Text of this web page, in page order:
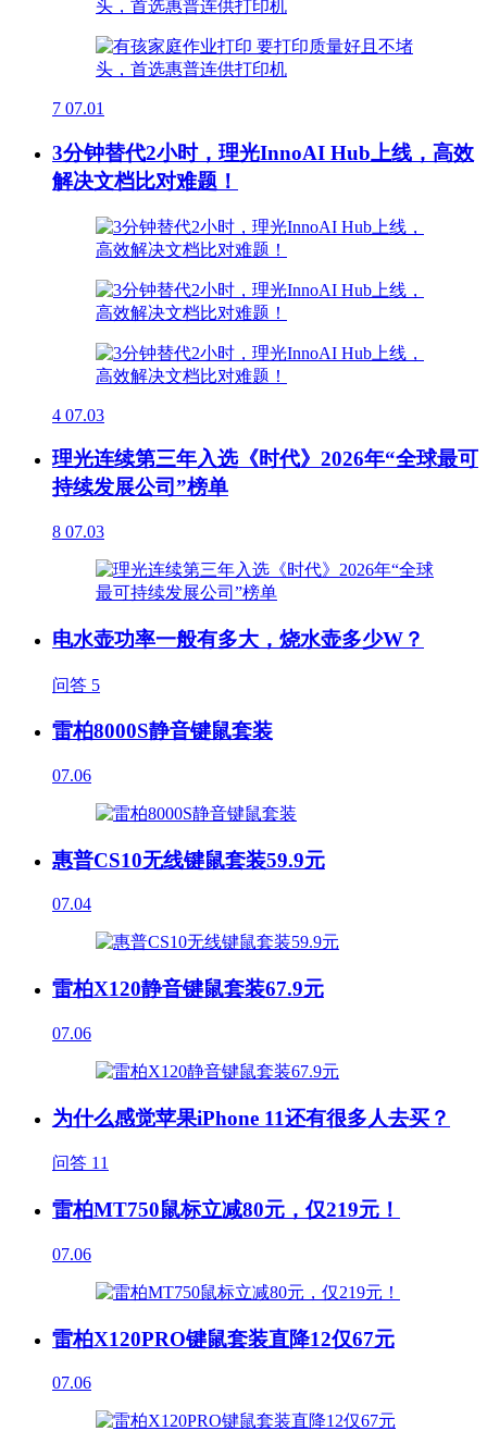
7 07.01
3分钟替代2小时，理光InnoAI Hub上线，高效
解决文档比对难题！
4 07.03
理光连续第三年入选《时代》2026年“全球最可
持续发展公司”榜单
8 07.03
电水壶功率一般有多大，烧水壶多少W？
问答 5
雷柏8000S静音键鼠套装
07.06
惠普CS10无线键鼠套装59.9元
07.04
雷柏X120静音键鼠套装67.9元
07.06
为什么感觉苹果iPhone 11还有很多人去买？
问答 11
雷柏MT750鼠标立减80元，仅219元！
07.06
雷柏X120PRO键鼠套装直降12仅67元
07.06